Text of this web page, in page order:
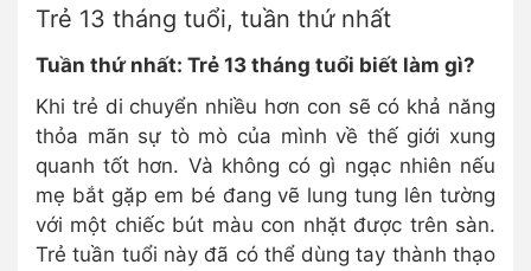
Trẻ 13 tháng tuổi, tuần thứ nhất
Tuần thứ nhất: Trẻ 13 tháng tuổi biết làm gì?
Khi trẻ di chuyển nhiều hơn con sẽ có khả năng
thỏa mãn sự tò mò của mình về thế giới xung
quanh tốt hơn. Và không có gì ngạc nhiên nếu
mẹ bắt gặp em bé đang vẽ lung tung lên tường
với một chiếc bút màu con nhặt được trên sàn.
Trẻ tuần tuổi này đã có thể dùng tay thành thạo